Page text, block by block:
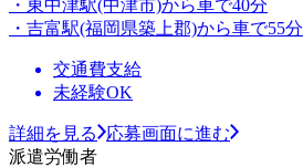
・東中津駅(中津市)から車で40分
・吉富駅(福岡県築上郡)から車で55分
交通費支給
未経験OK
詳細を見る
応募画面に進む
派遣労働者